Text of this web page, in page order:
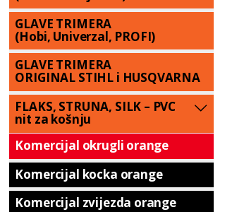
GLAVE TRIMERA
(Hobi, Univerzal, PROFI)
GLAVE TRIMERA
ORIGINAL STIHL i HUSQVARNA
FLAKS, STRUNA, SILK – PVC
nit za košnju
Komercijal okrugli orange
Komercijal kocka orange
Komercijal zvijezda orange